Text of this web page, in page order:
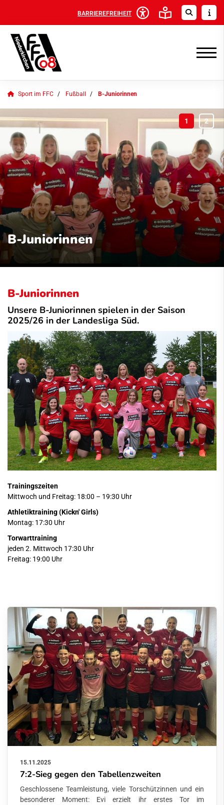
BARRIEREFREIHEIT
Sport im FFC Fußball B-Juniorinnen
B-Juniorinnen
B-Juniorinnen
Unsere B-Juniorinnen spielen in der Saison
2025/26 in der Landesliga Süd.
Trainingszeiten
Mittwoch und Freitag: 18:00 – 19:30 Uhr
Athletiktraining (Kickn' Girls)
Montag: 17:30 Uhr
Torwarttraining
jeden 2. Mittwoch 17:30 Uhr
Freitag: 19:00 Uhr
15.11.2025
7:2-Sieg gegen den Tabellenzweiten
Geschlossene Teamleistung, viele Torschützinnen und ein
besonderer Moment: Evi erzielt ihr erstes Tor im